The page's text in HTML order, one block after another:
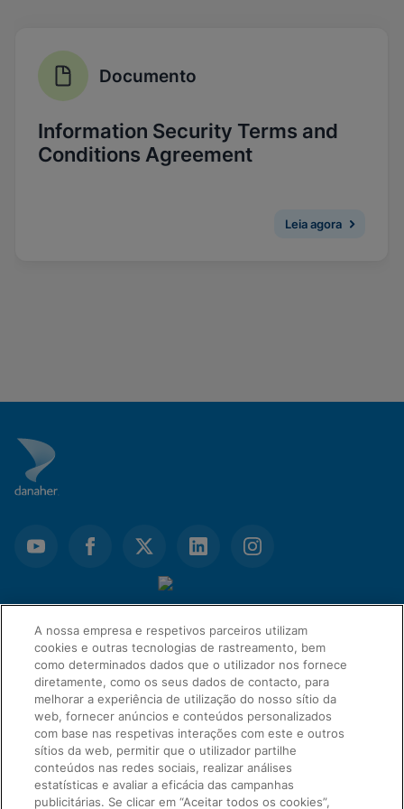
Visualizar política de privacidade
Documento
Information Security Terms and
Conditions Agreement
Leia agora
LIGAÇÕES RÁPIDAS
A nossa empresa e respetivos parceiros utilizam
cookies e outras tecnologias de rastreamento, bem
como determinados dados que o utilizador nos fornece
diretamente, como os seus dados de contacto, para
melhorar a experiência de utilização do nosso sítio da
web, fornecer anúncios e conteúdos personalizados
com base nas respetivas interações com este e outros
sítios da web, permitir que o utilizador partilhe
conteúdos nas redes sociais, realizar análises
estatísticas e avaliar a eficácia das campanhas
publicitárias. Se clicar em “Aceitar todos os cookies”,